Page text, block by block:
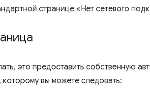
странице «Нет сетевого
это предоставить собственную
вы можете следовать: